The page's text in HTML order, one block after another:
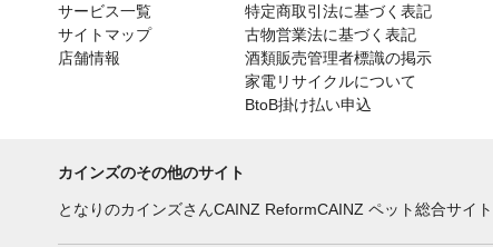
サービス一覧
サイトマップ
店舗情報
特定商取引法に基づく表記
古物営業法に基づく表記
酒類販売管理者標識の掲示
家電リサイクルについて
BtoB掛け払い申込
カインズのその他のサイト
となりのカインズさんCAINZ ReformCAINZ ペット総合サイト